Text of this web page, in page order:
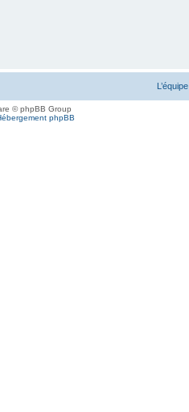
L’équipe
© phpBB Group
phpBB